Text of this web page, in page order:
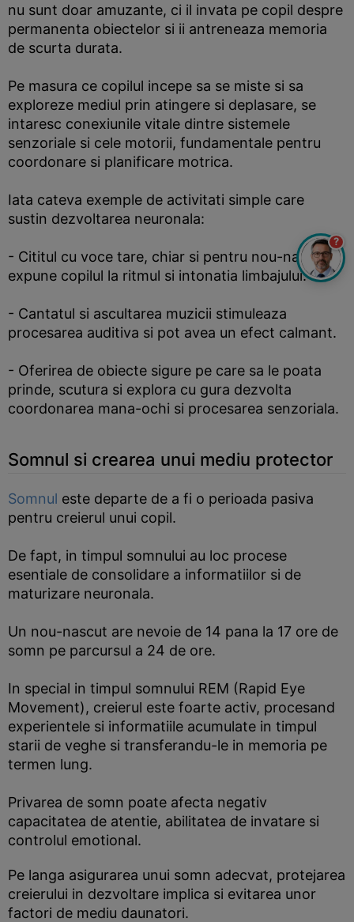
nu sunt doar amuzante, ci il invata pe copil despre
permanenta obiectelor si ii antreneaza memoria
de scurta durata.
Pe masura ce copilul incepe sa se miste si sa
exploreze mediul prin atingere si deplasare, se
intaresc conexiunile vitale dintre sistemele
senzoriale si cele motorii, fundamentale pentru
coordonare si planificare motrica.
Iata cateva exemple de activitati simple care
sustin dezvoltarea neuronala:
- Cititul cu voce tare, chiar si pentru nou-nascuti,
expune copilul la ritmul si intonatia limbajului.
- Cantatul si ascultarea muzicii stimuleaza
procesarea auditiva si pot avea un efect calmant.
- Oferirea de obiecte sigure pe care sa le poata
prinde, scutura si explora cu gura dezvolta
coordonarea mana-ochi si procesarea senzoriala.
Somnul si crearea unui mediu protector
Somnul este departe de a fi o perioada pasiva
pentru creierul unui copil.
De fapt, in timpul somnului au loc procese
esentiale de consolidare a informatiilor si de
maturizare neuronala.
Un nou-nascut are nevoie de 14 pana la 17 ore de
somn pe parcursul a 24 de ore.
In special in timpul somnului REM (Rapid Eye
Movement), creierul este foarte activ, procesand
experientele si informatiile acumulate in timpul
starii de veghe si transferandu-le in memoria pe
termen lung.
Privarea de somn poate afecta negativ
capacitatea de atentie, abilitatea de invatare si
controlul emotional.
Pe langa asigurarea unui somn adecvat, protejarea
creierului in dezvoltare implica si evitarea unor
factori de mediu daunatori.
?